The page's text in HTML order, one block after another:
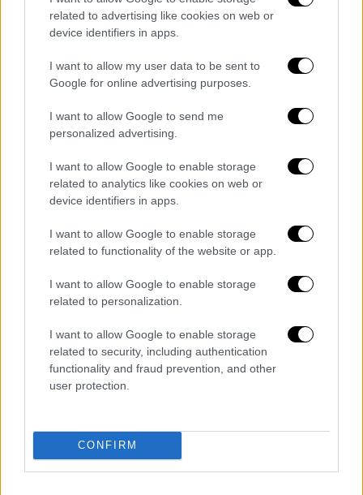
related to advertising like cookies on web or
device identifiers in apps.
I want to allow my user data to be sent to
Google for online advertising purposes.
I want to allow Google to send me
personalized advertising.
I want to allow Google to enable storage
related to analytics like cookies on web or
device identifiers in apps.
I want to allow Google to enable storage
related to functionality of the website or app.
I want to allow Google to enable storage
related to personalization.
I want to allow Google to enable storage
related to security, including authentication
functionality and fraud prevention, and other
user protection.
CONFIRM
Ήταν Πάντα η Νύχτα» σε στίχους τηςΛίνας
Νικολακοπούλουκαι μουσική του Γιάννη
Σπανού, που είναι η συνέχεια της πολύ
επιτυχημένης τους συνάντησης στις
παραστάσεις «Ανάσα μου κι Αέρα» και
Τα σχολιά σας δημοσιεύονται άμεσα με δική σας ευθύνη. Το
ΕΘΝΟΣ θα παρεμβαίνει και τα προσβλητικά σχόλια θα
διαγράφονται